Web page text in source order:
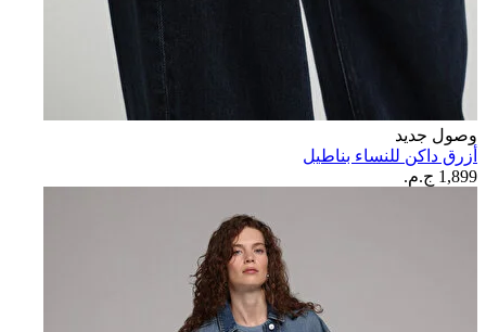
وصول جديد
أزرق داكن للنساء بناطيل
1,899 ج.م.‏